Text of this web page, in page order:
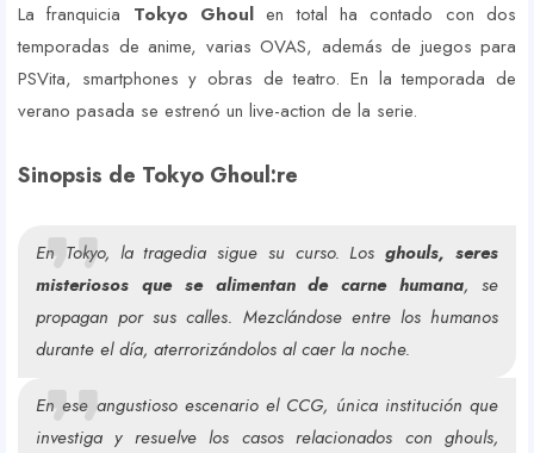
La franquicia Tokyo Ghoul en total ha contado con dos
temporadas de anime, varias OVAS, además de juegos para
PSVita, smartphones y obras de teatro. En la temporada de
verano pasada se estrenó un live-action de la serie.
Sinopsis de Tokyo Ghoul:re
En Tokyo, la tragedia sigue su curso. Losghouls, seres
misteriosos que se alimentan de carne humana, se
propagan por sus calles. Mezclándose entre los humanos
durante el día, aterrorizándolos al caer la noche.
En ese angustioso escenario el CCG, única institución que
investiga y resuelve los casos relacionados con ghouls,